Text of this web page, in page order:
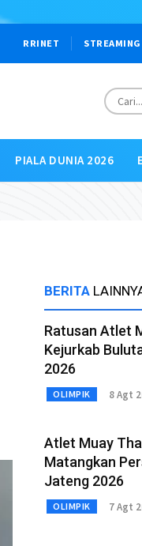
RRINET STREAMING
PIALA DUNIA 2026
BERITA
Ratusan Atlet
Kejurkab
2026
OLIMPIK 8 Agt
Atlet Muay
Matangkan
Jateng 2026
OLIMPIK 7 Agt